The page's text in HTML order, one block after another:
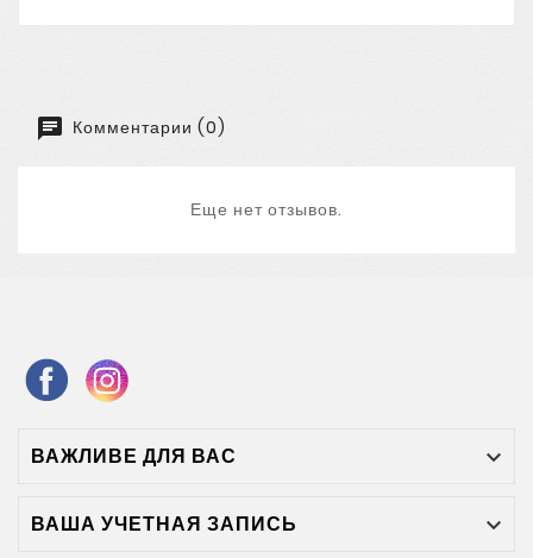
Комментарии (0)
Еще нет отзывов.
ВАЖЛИВЕ ДЛЯ ВАС 
ВАША УЧЕТНАЯ ЗАПИСЬ 